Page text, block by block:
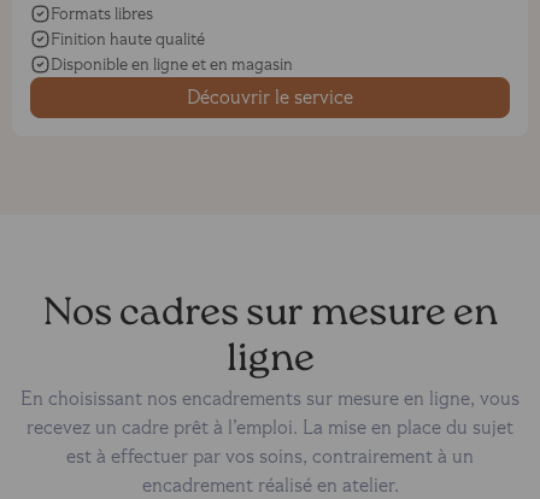
Formats libres
Finition haute qualité
Disponible en ligne et en magasin
Découvrir le service
Nos cadres sur mesure en
ligne
En choisissant nos encadrements sur mesure en ligne, vous
recevez un cadre prêt à l’emploi. La mise en place du sujet
est à effectuer par vos soins, contrairement à un
encadrement réalisé en atelier.